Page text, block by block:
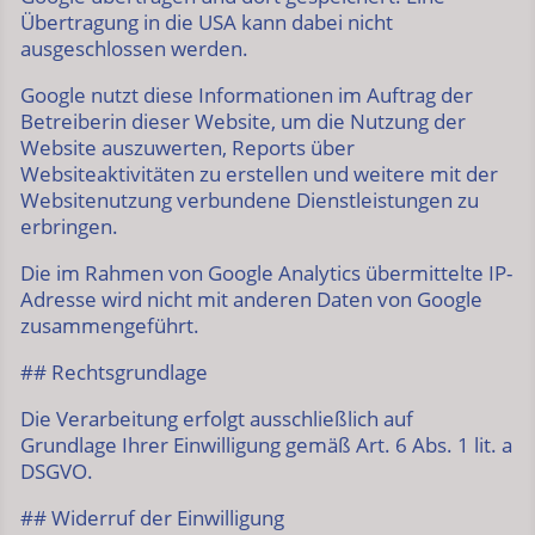
Übertragung in die USA kann dabei nicht
ausgeschlossen werden.
Google nutzt diese Informationen im Auftrag der
Betreiberin dieser Website, um die Nutzung der
Website auszuwerten, Reports über
Websiteaktivitäten zu erstellen und weitere mit der
Websitenutzung verbundene Dienstleistungen zu
erbringen.
Die im Rahmen von Google Analytics übermittelte IP-
Adresse wird nicht mit anderen Daten von Google
zusammengeführt.
## Rechtsgrundlage
Die Verarbeitung erfolgt ausschließlich auf
Grundlage Ihrer Einwilligung gemäß Art. 6 Abs. 1 lit. a
DSGVO.
## Widerruf der Einwilligung